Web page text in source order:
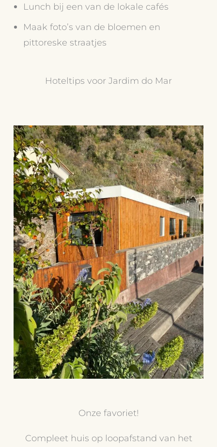
Lunch bij een van de lokale cafés
Maak foto’s van de bloemen en
pittoreske straatjes
Hoteltips voor Jardim do Mar
Onze favoriet!
Compleet huis op loopafstand van het